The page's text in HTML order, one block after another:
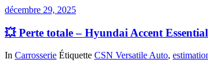
décembre 29, 2025
💥 Perte totale – Hyundai Accent
In Carrosserie Étiquette CSN Versatile Auto,